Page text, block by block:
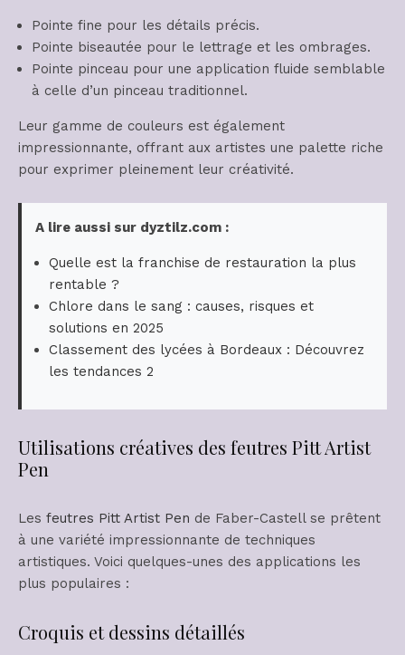
Pointe fine pour les détails précis.
Pointe biseautée pour le lettrage et les ombrages.
Pointe pinceau pour une application fluide semblable
à celle d’un pinceau traditionnel.
Leur gamme de couleurs est également
impressionnante, offrant aux artistes une palette riche
pour exprimer pleinement leur créativité.
A lire aussi sur dyztilz.com :
Quelle est la franchise de restauration la plus
rentable ?
Chlore dans le sang : causes, risques et
solutions en 2025
Classement des lycées à Bordeaux : Découvrez
les tendances 2
Utilisations créatives des feutres Pitt Artist
Pen
Les feutres Pitt Artist Pen de Faber-Castell se prêtent
à une variété impressionnante de techniques
artistiques. Voici quelques-unes des applications les
plus populaires :
Croquis et dessins détaillés